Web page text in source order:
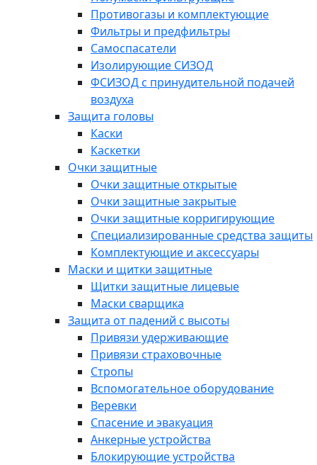
Противогазы и комплектующие
Фильтры и предфильтры
Самоспасатели
Изолирующие СИЗОД
ФСИЗОД с принудительной подачей
воздуха
Защита головы
Каски
Каскетки
Очки защитные
Очки защитные открытые
Очки защитные закрытые
Очки защитные корригирующие
Специализированные средства защиты
Комплектующие и аксессуары
Маски и щитки защитные
Щитки защитные лицевые
Маски сварщика
Защита от падений с высоты
Привязи удерживающие
Привязи страховочные
Стропы
Вспомогательное оборудование
Веревки
Спасение и эвакуация
Анкерные устройства
Блокирующие устройства